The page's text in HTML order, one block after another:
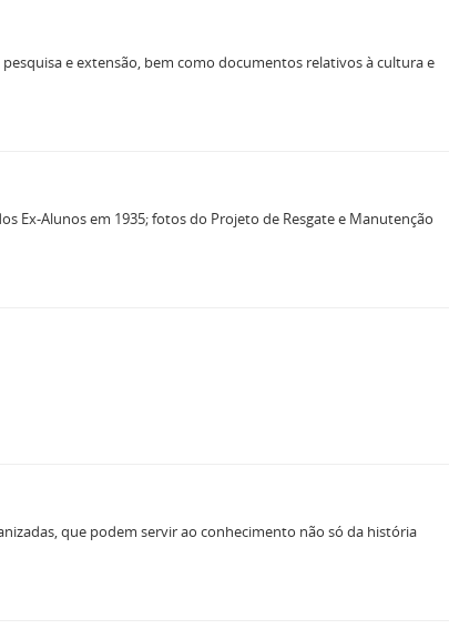
e extensão, bem como documentos relativos à cultura e
Ex-Alunos em 1935; fotos do Projeto de Resgate e Manutenção
que podem servir ao conhecimento não só da história